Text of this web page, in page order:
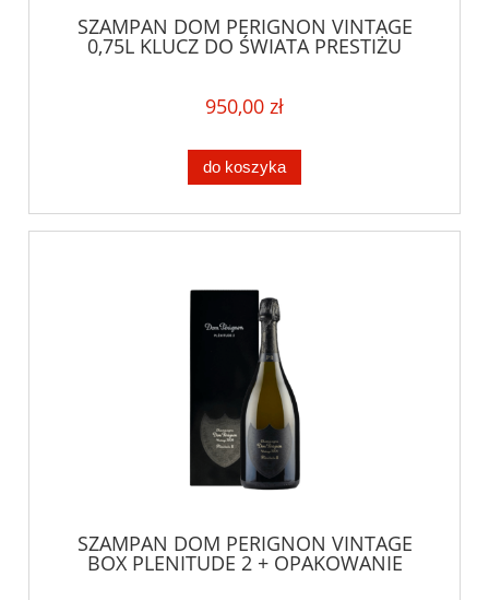
SZAMPAN DOM PERIGNON VINTAGE
0,75L KLUCZ DO ŚWIATA PRESTIŻU
950,00 zł
do koszyka
SZAMPAN DOM PERIGNON VINTAGE
BOX PLENITUDE 2 + OPAKOWANIE